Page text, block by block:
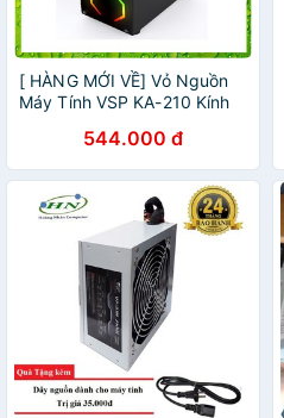
[ HÀNG MỚI VỀ] Vỏ Nguồn
Máy Tính VSP KA-210 Kính
210 NEBULA- CHÍNH HÃNG
CÔNG TY
544.000 đ